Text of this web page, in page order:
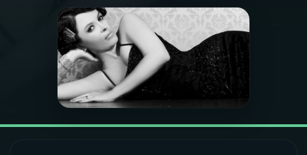
PROGRAMAÇÃO
PROGRAMAS
PODCASTS